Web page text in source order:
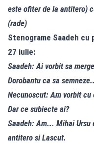
este ofiter de la antitero)
(rade)
Stenograme Saadeh
27 iulie:
Saadeh: Ai vorbit sa
Dorobantu ca sa
Necunoscut: Am vorbit
Dar ce subiecte ai?
Saadeh: Am... Mihai Ursu
antitero si Lascut.